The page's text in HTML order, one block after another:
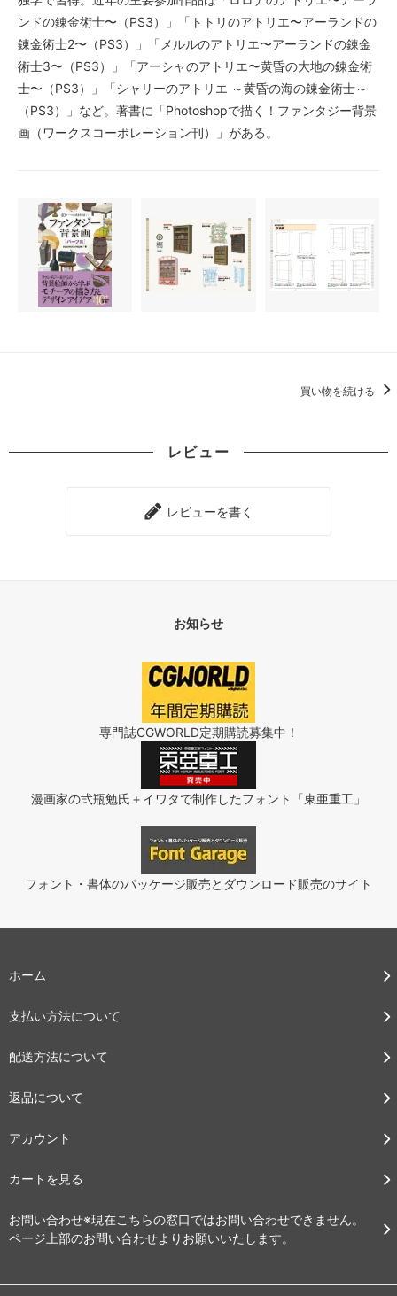
ンドの錬金術士〜（PS3）」「トトリのアトリエ〜アーランドの
錬金術士2〜（PS3）」「メルルのアトリエ〜アーランドの錬金
術士3〜（PS3）」「アーシャのアトリエ〜黄昏の大地の錬金術
士〜（PS3）」「シャリーのアトリエ ～黄昏の海の錬金術士～
（PS3）」など。著書に「Photoshopで描く！ファンタジー背景
画（ワークスコーポレーション刊）」がある。
買い物を続ける
レビュー
レビューを書く
お知らせ
専門誌CGWORLD定期購読募集中！
漫画家の弐瓶勉氏＋イワタで制作したフォント「東亜重工」
フォント・書体のパッケージ販売とダウンロード販売のサイト
ホーム
支払い方法について
配送方法について
返品について
アカウント
カートを見る
お問い合わせ※現在こちらの窓口ではお問い合わせできません。
ページ上部のお問い合わせよりお願いいたします。